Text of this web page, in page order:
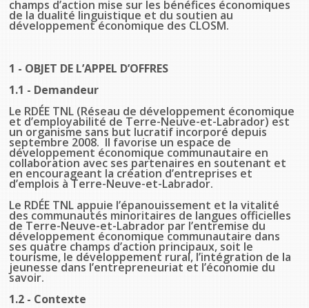
Visages de la santé
Allison Chaytor
Maurice Nzoyamara
Lee Trowbridge
Randy Follet
Skye Fisher
Pamela Tucker
Anastasia Knudsen
provincial
communication en santé
champs d’action mise sur les bénéfices économiques
de la dualité linguistique et du soutien au
développement économique des CLOSM.
1 - OBJET DE L’APPEL D’OFFRES
1.1 - Demandeur
Le RDÉE TNL (Réseau de développement économique
et d’employabilité de Terre-Neuve-et-Labrador) est
un organisme sans but lucratif incorporé depuis
septembre 2008. Il favorise un espace de
développement économique communautaire en
collaboration avec ses partenaires en soutenant et
en encourageant la création d’entreprises et
d’emplois à Terre-Neuve-et-Labrador.
Le RDÉE TNL appuie l’épanouissement et la vitalité
des communautés minoritaires de langues officielles
de Terre-Neuve-et-Labrador par l’entremise du
développement économique communautaire dans
ses quatre champs d’action principaux, soit le
tourisme, le développement rural, l’intégration de la
jeunesse dans l’entrepreneuriat et l’économie du
savoir.
1.2 - Contexte